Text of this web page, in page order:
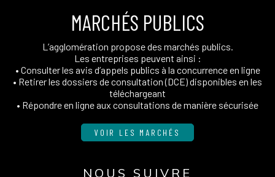
MARCHÉS PUBLICS
L’agglomération propose des marchés publics.
Les entreprises peuvent ainsi :
• Consulter les avis d’appels publics à la concurrence en ligne
• Retirer les dossiers de consultation (DCE) disponibles en les
téléchargeant
• Répondre en ligne aux consultations de manière sécurisée
VOIR LES MARCHÉS
NOUS SUIVRE